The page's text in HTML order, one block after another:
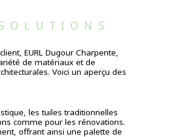
EURL Dugour Charpente,
de matériaux et de
Voici un aperçu des
les tuiles traditionnelles
comme pour les rénovations.
offrant ainsi une palette de